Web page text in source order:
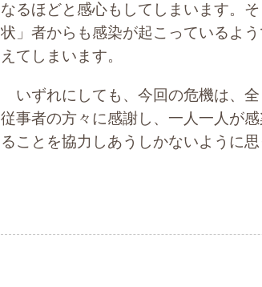
なるほどと感心もしてしまいます。
状」者からも感染が起こっているよ
えてしまいます。
いずれにしても、今回の危機は、
従事者の方々に感謝し、一人一人が
ることを協力しあうしかないように思